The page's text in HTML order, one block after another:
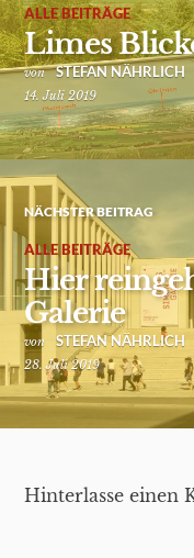
ALLE BEITRÄGE
Limes
von STEFAN NÄHRLICH
14. Juli 2019
NÄCHSTER BEITRAG
ALLE BEITRÄGE
Hier
Galerie
von STEFAN NÄHRLICH
28. Juli 2019
Hinterlasse einen